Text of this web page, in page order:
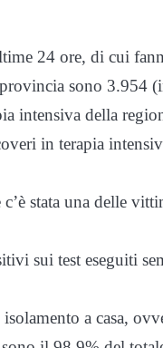
24 ore, di cui
sono 3.954
intensiva della
in terapia
stata una delle
sui test eseguiti
a casa,